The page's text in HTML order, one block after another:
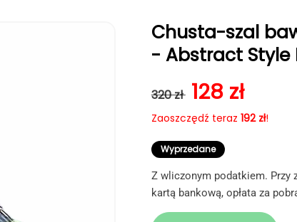
Chusta-szal
- Abstract Style
Cena regularna
320 złCena
128 zł
Zaoszczędź teraz 192 zł!
Wyprzedane
Z wliczonym podatkiem. Przy
kartą bankową, opłata za